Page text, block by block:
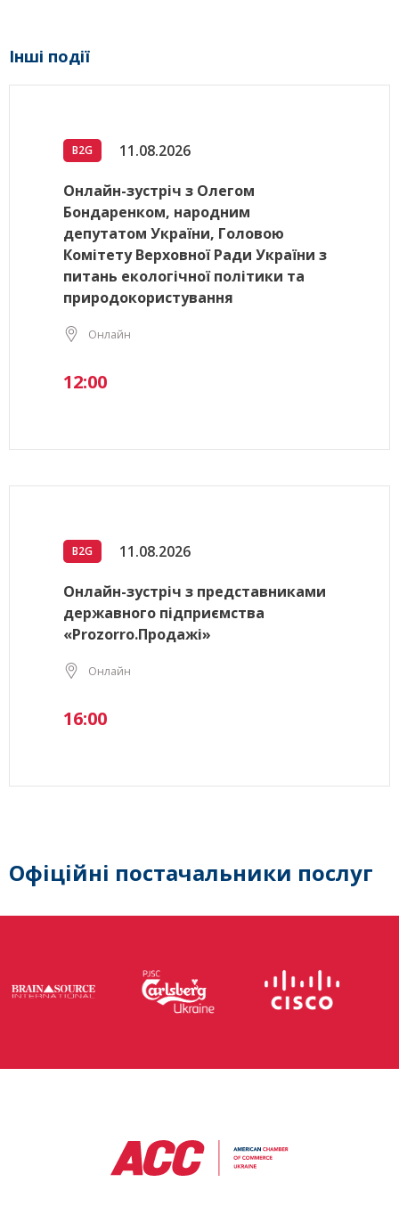
Інші події
B2G 11.08.2026
Онлайн-зустріч з Олегом
Бондаренком, народним
депутатом України, Головою
Комітету Верховної Ради України з
питань екологічної політики та
природокористування
Онлайн
12:00
B2G 11.08.2026
Онлайн-зустріч з представниками
державного підприємства
«Prozorro.Продажі»
Онлайн
16:00
Офіційні постачальники послуг